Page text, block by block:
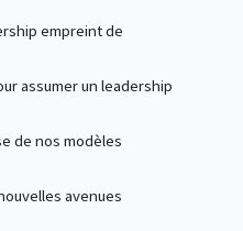
empreint de
assumer un leadership
de nos modèles
avenues